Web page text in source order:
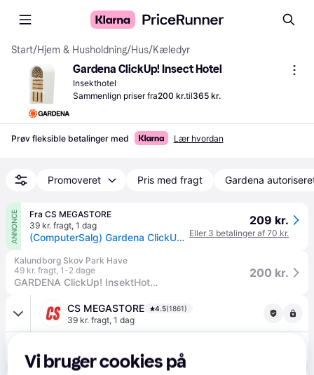
Start/Hjem & Husholdning/Hus/Kæledyr
Gardena ClickUp! Insect Hotel
Insekthotel
Sammenlign priser fra200 kr.til365 kr.
Prøv fleksible betalinger med Lær hvordan
Promoveret Pris med fragt Gardena
ANNONCE
Fra CS MEGASTORE
39 kr. fragt, 1 dag
(ComputerSalg) Gardena ClickUp!, Bumblebee, Butterfly, Mariehøne, Hvid, Træ, Bamboo, Træ, 149 mm, 110 mm, 368 mm
209 kr.
Eller 3 betalinger af 70 kr.
Kalundborg Skov Park Have
49 kr. fragt, 1-2 dage
GARDENA ClickUp! InsektHotel, varenr. 11370-20.
200 kr.
CS MEGASTORE 4.5(1861)
39 kr. fragt, 1 dag
Vi bruger cookies på